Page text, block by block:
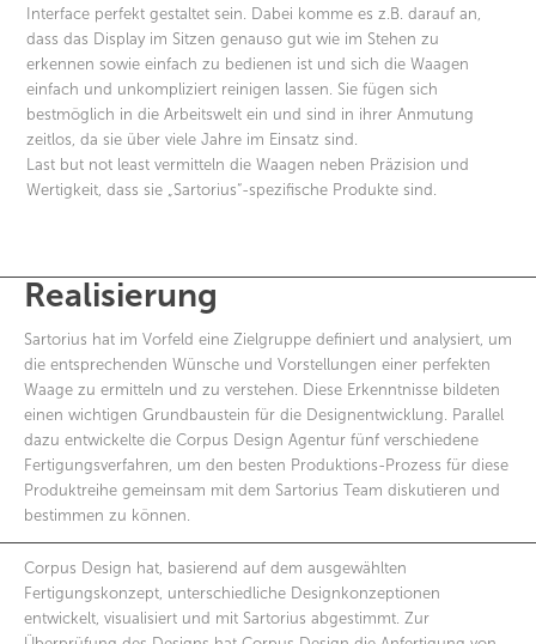
Interface perfekt gestaltet sein. Dabei komme es z.B. darauf an,
dass das Display im Sitzen genauso gut wie im Stehen zu
erkennen sowie einfach zu bedienen ist und sich die Waagen
einfach und unkompliziert reinigen lassen. Sie fügen sich
bestmöglich in die Arbeitswelt ein und sind in ihrer Anmutung
zeitlos, da sie über viele Jahre im Einsatz sind.
Last but not least vermitteln die Waagen neben Präzision und
Wertigkeit, dass sie „Sartorius“-spezifische Produkte sind.
Realisierung
Sartorius hat im Vorfeld eine Zielgruppe definiert und analysiert, um
die entsprechenden Wünsche und Vorstellungen einer perfekten
Waage zu ermitteln und zu verstehen. Diese Erkenntnisse bildeten
einen wichtigen Grundbaustein für die Designentwicklung. Parallel
dazu entwickelte die Corpus Design Agentur fünf verschiedene
Fertigungsverfahren, um den besten Produktions-Prozess für diese
Produktreihe gemeinsam mit dem Sartorius Team diskutieren und
bestimmen zu können.
Corpus Design hat, basierend auf dem ausgewählten
Fertigungskonzept, unterschiedliche Designkonzeptionen
entwickelt, visualisiert und mit Sartorius abgestimmt. Zur